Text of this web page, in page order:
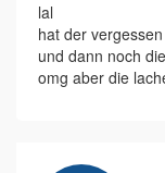
lal
hat der
und dann noch
omg aber die